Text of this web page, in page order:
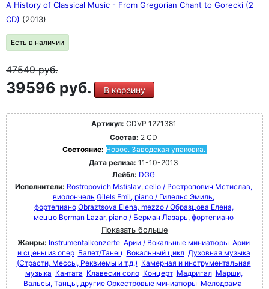
A History of Classical Music - From Gregorian Chant to Gorecki (2
CD) (2013)
Есть в наличии
47549руб.
39596 руб. В корзину
Артикул: CDVP 1271381
Состав: 2 CD
Состояние: Новое. Заводская упаковка.
Дата релиза: 11-10-2013
Лейбл: DGG
Исполнители: Rostropovich Mstislav, cello / Ростропович Мстислав,
виолончель Gilels Emil, piano / Гилельс Эмиль,
фортепиано Obraztsova Elena, mezzo / Образцова Елена,
меццо Berman Lazar, piano / Берман Лазарь, фортепиано
Показать больше
Жанры: Instrumentalkonzerte Арии / Вокальные миниатюры Арии
и сцены из опер Балет/Танец Вокальный цикл Духовная музыка
(Страсти, Мессы, Реквиемы и т.д.) Камерная и инструментальная
музыка Кантата Клавесин соло Концерт Мадригал Марши,
Вальсы, Танцы, другие Оркестровые миниатюры Мелодрама